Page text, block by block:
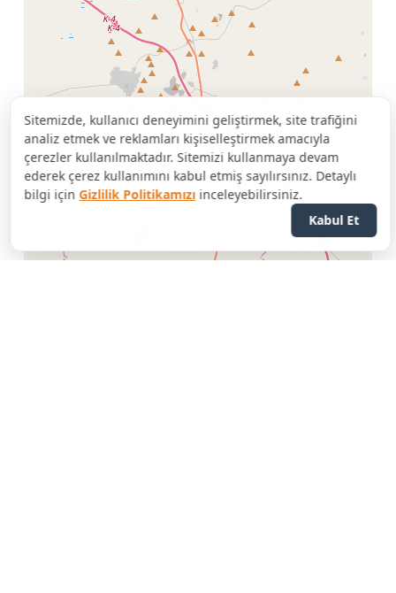
Sitemizde, kullanıcı deneyimini geliştirmek, site trafiğini
analiz etmek ve reklamları kişiselleştirmek amacıyla
çerezler kullanılmaktadır. Sitemizi kullanmaya devam
ederek çerez kullanımını kabul etmiş sayılırsınız. Detaylı
bilgi için Gizlilik Politikamızı inceleyebilirsiniz.
Kabul Et